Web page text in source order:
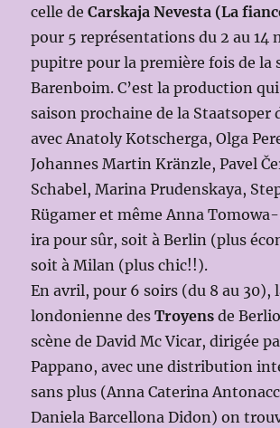
celle deCarskaja Nevesta (La
pour 5 représentations du 2 au 14
pupitre pour la première fois de la
Barenboim. C’est la production
saison prochaine de la Staatsoper
avec Anatoly Kotscherga, Olga
Johannes Martin Kränzle, Pavel
Schabel, Marina Prudenskaya,
Rügamer et même Anna
ira pour sûr, soit à Berlin (plus
soit à Milan (plus chic!!).
En avril, pour 6 soirs (du 8 au 30),
londonienne desTroyens de
scène de David Mc Vicar, dirigée
Pappano, avec une distribution
sans plus (Anna Caterina
Daniela Barcellona Didon) on